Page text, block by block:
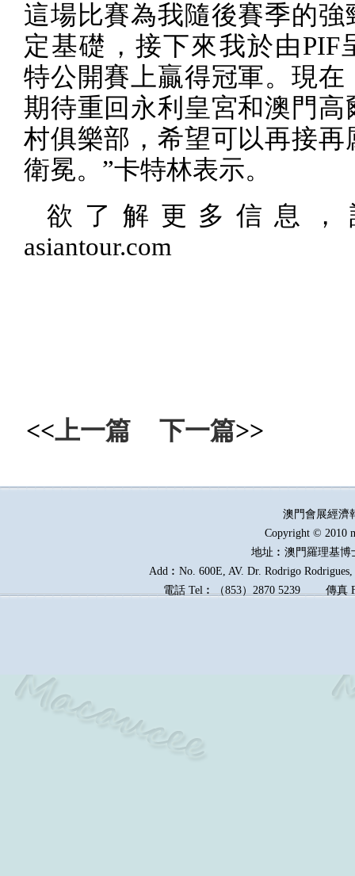
這場比賽為我隨後賽季的強
定基礎，接下來我於由PIF
特公開賽上贏得冠軍。現在
期待重回永利皇宮和澳門高
村俱樂部，希望可以再接再
衛冕。”卡特林表示。
欲了解更多信息，
asiantour.com
<<上一篇 下一篇>>
澳門會展經
Copyright © 2010
地址︰澳門羅理基博
Add︰No. 600E, AV. Dr. Rodrigo
電話 Tel︰（853）2870 5239傳真